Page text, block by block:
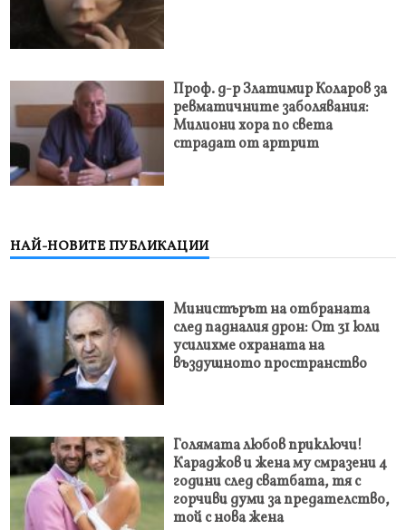
Проф. д-р Златимир Коларов за
ревматичните заболявания:
Милиони хора по света
страдат от артрит
НАЙ-НОВИТЕ ПУБЛИКАЦИИ
Министърът на отбраната
след падналия дрон: От 31 юли
усилихме охраната на
въздушното пространство
Голямата любов приключи!
Караджов и жена му смразени 4
години след сватбата, тя с
горчиви думи за предателство,
той с нова жена